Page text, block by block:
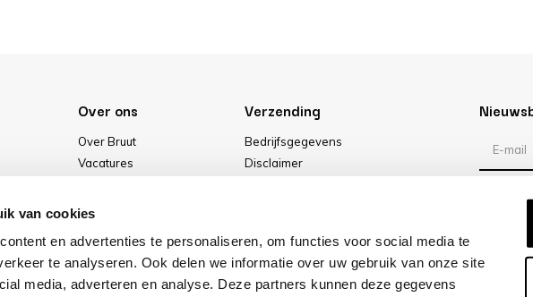
van cookies
en advertenties te personaliseren, om functies voor social media te
te analyseren. Ook delen we informatie over uw gebruik van onze site
media, adverteren en analyse. Deze partners kunnen deze gegevens
Over ons
Over Bruut
Vacatures
Onze winkel
Verzending
Bedrijfsgegevens
Disclaimer
/